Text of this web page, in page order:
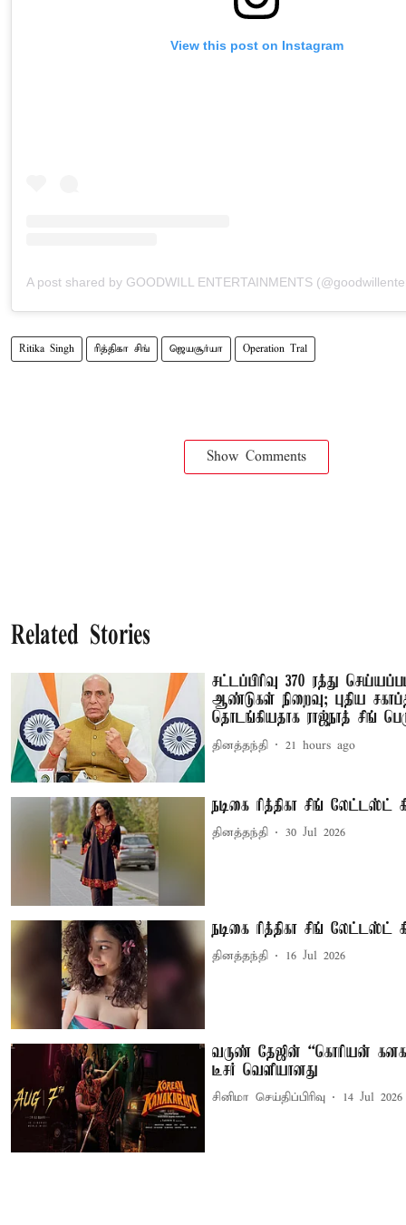
View this post on Instagram
Ritika Singh ரித்திகா சிங் ஜெயசூர்யா Operation Tral
Show Comments
Related Stories
சட்டப்பிரிவு 370 ரத்து
ஆண்டுகள் நிறைவு; புதிய
தொடங்கியதாக ராஜ்நாத் சிங்
தினத்தந்தி 21 hours ago
நடிகை ரித்திகா சிங் லேட்டஸ்ட்
தினத்தந்தி 30 Jul 2026
நடிகை ரித்திகா சிங் லேட்டஸ்ட்
தினத்தந்தி 16 Jul 2026
வருண் தேஜின் “கொரியன்
டீசர் வெளியானது
சினிமா செய்திப்பிரிவு 14 Jul 2026